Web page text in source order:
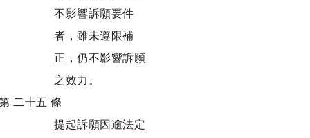
不影響訴願要件
者，雖未遵限補
正，仍不影響訴願
之效力。
二十五 條
提起訴願因逾法定